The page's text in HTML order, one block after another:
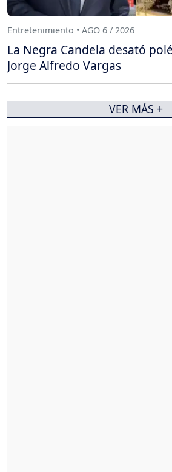
Entretenimiento • AGO 6 / 2026
La Negra Candela desató
Jorge Alfredo Vargas
VER MÁS +